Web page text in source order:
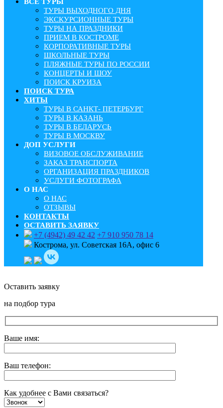
ВСЕ ТУРЫ
ТУРЫ ВЫХОДНОГО ДНЯ
ЭКСКУРСИОННЫЕ ТУРЫ
ТУРЫ НА ПРАЗДНИКИ
ПРИЕМ В КОСТРОМЕ
КОРПОРАТИВНЫЕ ТУРЫ
ШКОЛЬНЫЕ ТУРЫ
ПЛЯЖНЫЕ ТУРЫ ПО РОССИИ
КОНЦЕРТЫ И ШОУ
ПОИСК КРУИЗА
ПОИСК ТУРА
ХИТЫ
ТУРЫ В САНКТ- ПЕТЕРБУРГ
ТУРЫ В КАЗАНЬ
ТУРЫ В БЕЛАРУСЬ
ТУРЫ В МОСКВУ
ДОП УСЛУГИ
ВИЗОВОЕ ОБСЛУЖИВАНИЕ
ЗАКАЗ ТРАНСПОРТА
ОРГАНИЗАЦИЯ ПРАЗДНИКОВ
УСЛУГИ ФОТОГРАФА
О НАС
О НАС
ОТЗЫВЫ
КОНТАКТЫ
ОСТАВИТЬ ЗАЯВКУ
+7 (4942) 49 42 42 +7 910 950 78 14
Кострома, ул. Советская 16А, офис 6
Оставить заявку
на подбор тура
Ваше имя:
Ваш телефон:
Как удобнее с Вами связаться?